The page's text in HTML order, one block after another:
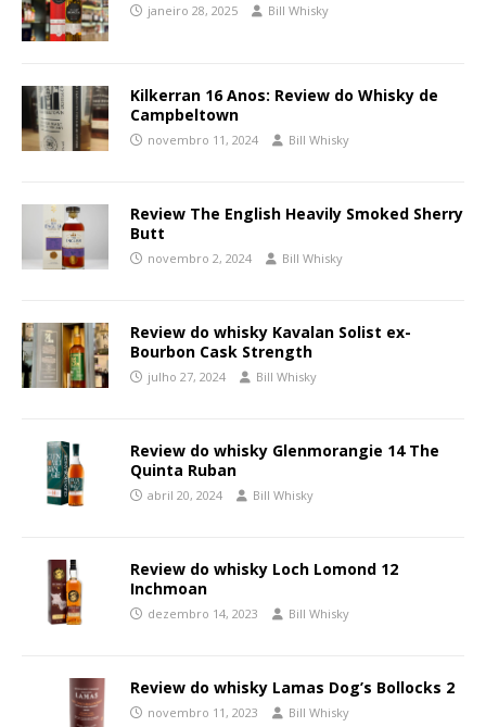
janeiro 28, 2025 Bill Whisky
Kilkerran 16 Anos: Review do Whisky de
Campbeltown
novembro 11, 2024 Bill Whisky
Review The English Heavily Smoked Sherry
Butt
novembro 2, 2024 Bill Whisky
Review do whisky Kavalan Solist ex-
Bourbon Cask Strength
julho 27, 2024 Bill Whisky
Review do whisky Glenmorangie 14 The
Quinta Ruban
abril 20, 2024 Bill Whisky
Review do whisky Loch Lomond 12
Inchmoan
dezembro 14, 2023 Bill Whisky
Review do whisky Lamas Dog’s Bollocks 2
novembro 11, 2023 Bill Whisky